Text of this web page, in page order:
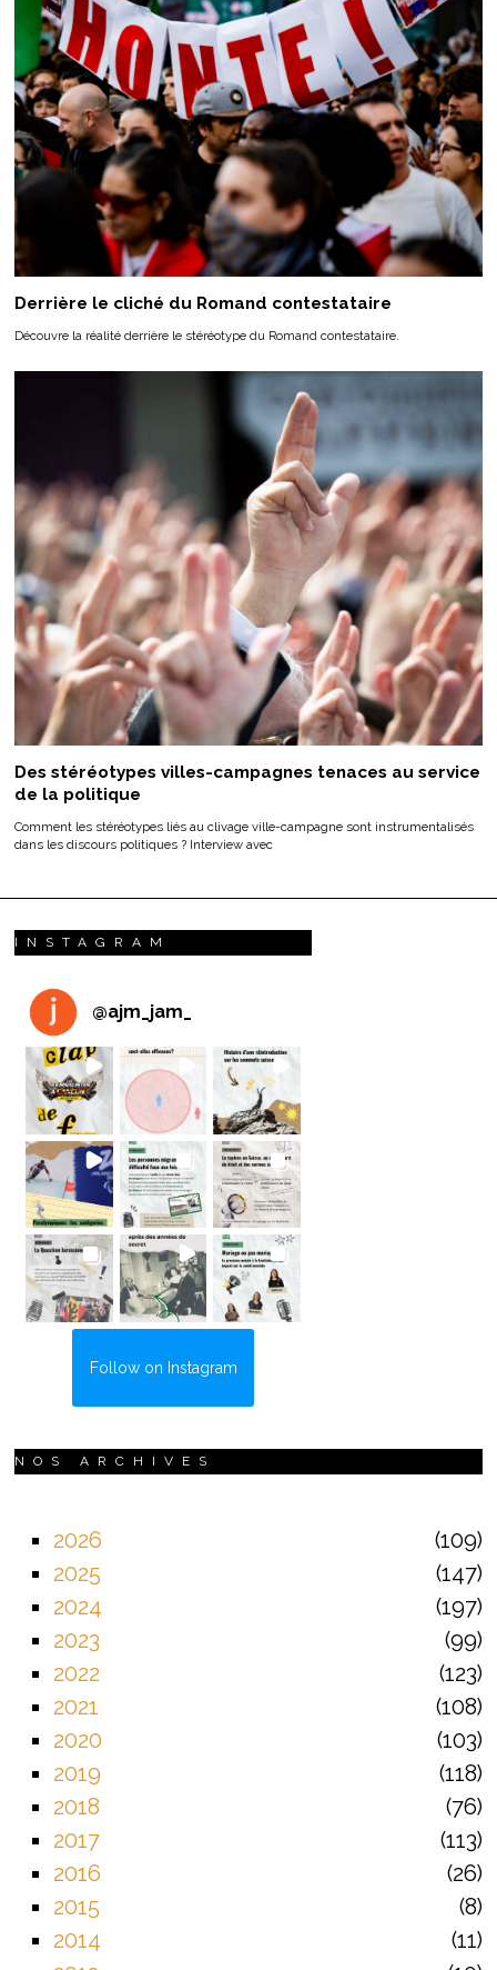
Derrière le cliché du Romand contestataire
Découvre la réalité derrière le stéréotype du Romand contestataire.
Des stéréotypes villes-campagnes tenaces au service
de la politique
Comment les stéréotypes liés au clivage ville-campagne sont instrumentalisés
dans les discours politiques ? Interview avec
INSTAGRAM
@ajm_jam_
Follow on Instagram
NOS ARCHIVES
2026
109
2025
147
2024
197
2023
99
2022
123
2021
108
2020
103
2019
118
2018
76
2017
113
2016
26
2015
8
2014
11